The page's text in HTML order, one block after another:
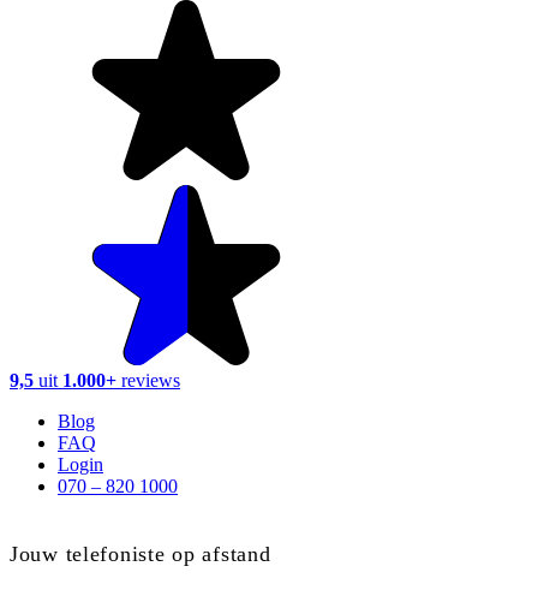
9,5 uit 1.000+ reviews
Blog
FAQ
Login
070 – 820 1000
Jouw telefoniste op afstand